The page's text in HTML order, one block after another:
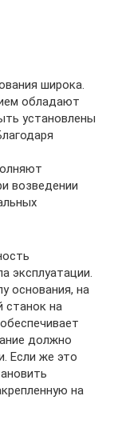
широка.
обладают
установлены
возведении
эксплуатации.
основания, на
станок на
должно
Если же это
на